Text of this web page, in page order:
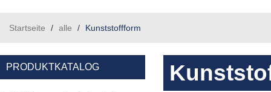
Startseite / alle / Kunststoffform
PRODUKTKATALOG